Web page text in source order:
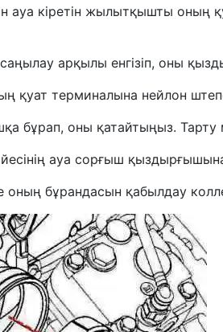
ауа кіретін жылытқышты оның
арқылы енгізіп, оны
қуат терминалына нейлон
бұрап, оны қатайтыңыз. Тарту
ауа сорғыш
бұрандасын қабылдау